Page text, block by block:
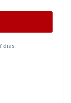
dias.